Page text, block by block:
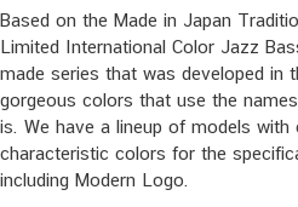
Based on the Made in Japan
Limited International Color Jazz
made series that was developed in
gorgeous colors that use the
is. We have a lineup of models with
characteristic colors for the
including Modern Logo.